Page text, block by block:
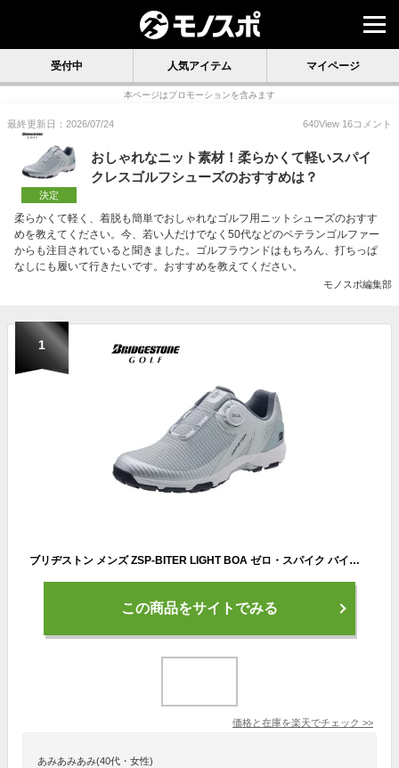
受付中 人気アイテム マイページ
本ページはプロモーションを含みます
最終更新日：2026/07/24 640View 16コメント
決定
おしゃれなニット素材！柔らかくて軽いスパイ
クレスゴルフシューズのおすすめは？
柔らかくて軽く、着脱も簡単でおしゃれなゴルフ用ニットシューズのおすす
めを教えてください。今、若い人だけでなく50代などのベテランゴルファー
からも注目されていると聞きました。ゴルフラウンドはもちろん、打ちっぱ
なしにも履いて行きたいです。おすすめを教えてください。
モノスポ編集部
1
ブリヂストン メンズ ZSP-BITER LIGHT BOA ゼロ・スパイク バイター ライト ニット ボア スパイクレス ゴルフシューズ SHG220 SV シルバー [2022年モデル] 【あす楽対応】 [有賀園ゴルフ]
この商品をサイトでみる
価格と在庫を楽天でチェック >>
あみあみあみ(40代・女性)